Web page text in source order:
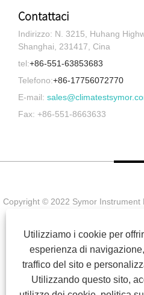
Contattaci
Indirizzo: N. 3215, Huhang
Shanghai, 231417, Cina
tel:+86-551-63853683
Telefono:+86-17756072770
E-mail:
Fax: +86-551-8663633
Copyright © 2022 Symor
prove ambientali, cabina
invecchiamento
CASA CHI SIAMO
INVIA RICHIESTA
Utilizziamo i cookie per
esperienza di
traffico del sito e
Utilizzando questo sito,